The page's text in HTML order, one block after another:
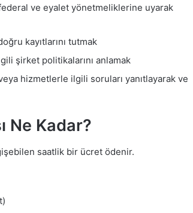
ve eyalet yönetmeliklerine uyarak
kayıtlarını tutmak
şirket politikalarını anlamak
hizmetlerle ilgili soruları yanıtlayarak ve
Ne Kadar?
saatlik bir ücret ödenir.